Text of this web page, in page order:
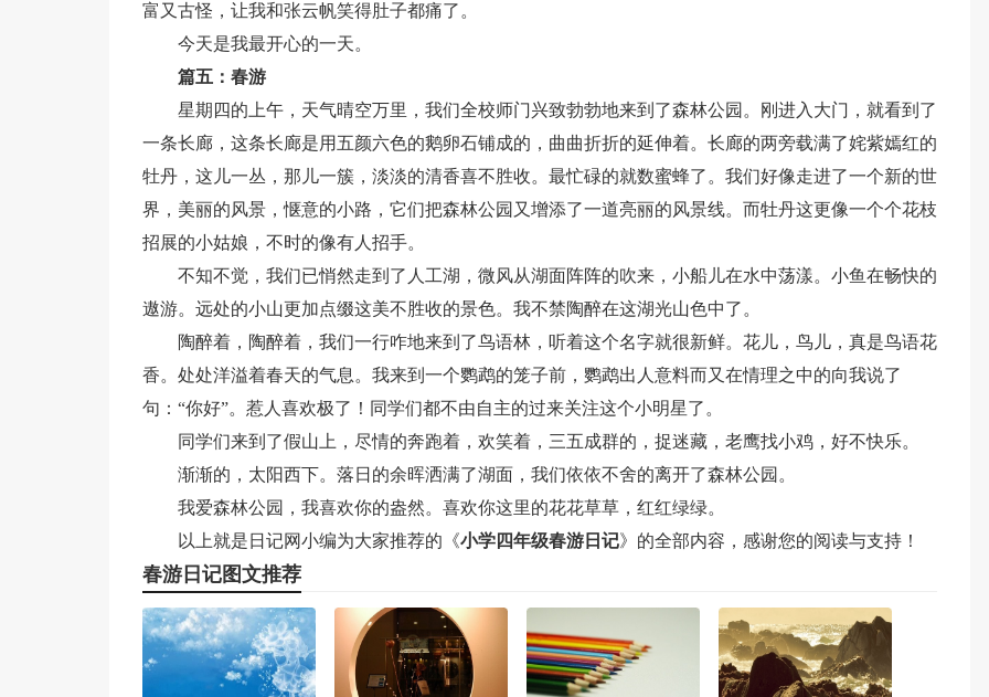
富又古怪，让我和张云帆笑得肚子都痛了。
今天是我最开心的一天。
篇五：春游
星期四的上午，天气晴空万里，我们全校师门兴致勃勃地来到了森林公园。刚进入大门，就看到了
一条长廊，这条长廊是用五颜六色的鹅卵石铺成的，曲曲折折的延伸着。长廊的两旁载满了姹紫嫣红的
牡丹，这儿一丛，那儿一簇，淡淡的清香喜不胜收。最忙碌的就数蜜蜂了。我们好像走进了一个新的世
界，美丽的风景，惬意的小路，它们把森林公园又增添了一道亮丽的风景线。而牡丹这更像一个个花枝
招展的小姑娘，不时的像有人招手。
不知不觉，我们已悄然走到了人工湖，微风从湖面阵阵的吹来，小船儿在水中荡漾。小鱼在畅快的
遨游。远处的小山更加点缀这美不胜收的景色。我不禁陶醉在这湖光山色中了。
陶醉着，陶醉着，我们一行咋地来到了鸟语林，听着这个名字就很新鲜。花儿，鸟儿，真是鸟语花
香。处处洋溢着春天的气息。我来到一个鹦鹉的笼子前，鹦鹉出人意料而又在情理之中的向我说了
句：“你好”。惹人喜欢极了！同学们都不由自主的过来关注这个小明星了。
同学们来到了假山上，尽情的奔跑着，欢笑着，三五成群的，捉迷藏，老鹰找小鸡，好不快乐。
渐渐的，太阳西下。落日的余晖洒满了湖面，我们依依不舍的离开了森林公园。
我爱森林公园，我喜欢你的盎然。喜欢你这里的花花草草，红红绿绿。
以上就是日记网小编为大家推荐的《小学四年级春游日记》的全部内容，感谢您的阅读与支持！
春游日记图文推荐